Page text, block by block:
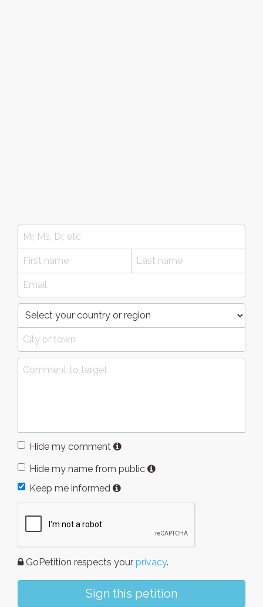
Hide my comment
Hide my name from public
Keep me informed
GoPetition respects your privacy.
Sign this petition